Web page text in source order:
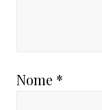
Nome *